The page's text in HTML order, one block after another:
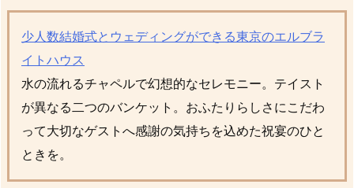
少人数結婚式とウェディングができる東京のエルブラ
イトハウス
水の流れるチャペルで幻想的なセレモニー。テイスト
が異なる二つのバンケット。おふたりらしさにこだわ
って大切なゲストへ感謝の気持ちを込めた祝宴のひと
ときを。